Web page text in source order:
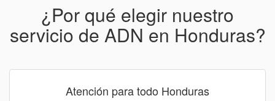
¿Por qué elegir nuestro
servicio de ADN en Honduras?
Atención para todo Honduras